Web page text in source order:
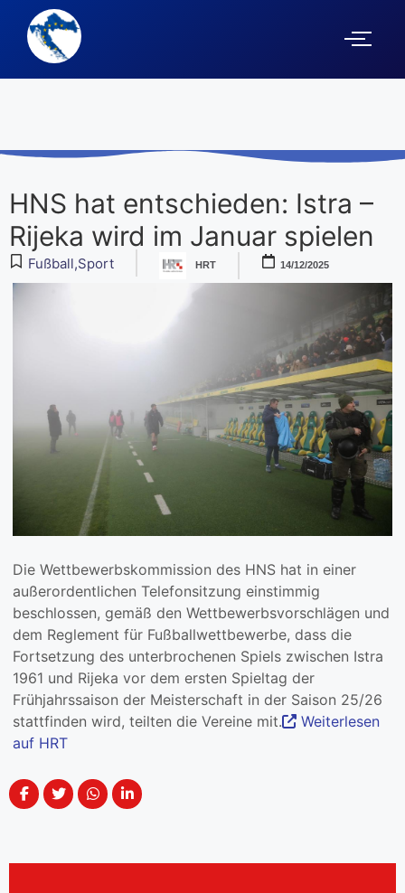
HNS hat entschieden: Istra –
Rijeka wird im Januar spielen
Fußball,Sport HRT 14/12/2025
Die Wettbewerbskommission des HNS hat in einer
außerordentlichen Telefonsitzung einstimmig
beschlossen, gemäß den Wettbewerbsvorschlägen und
dem Reglement für Fußballwettbewerbe, dass die
Fortsetzung des unterbrochenen Spiels zwischen Istra
1961 und Rijeka vor dem ersten Spieltag der
Frühjahrssaison der Meisterschaft in der Saison 25/26
stattfinden wird, teilten die Vereine mit.
Weiterlesen
auf HRT